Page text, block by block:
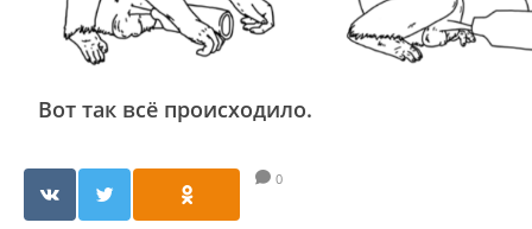
Вот так всё происходило.
0